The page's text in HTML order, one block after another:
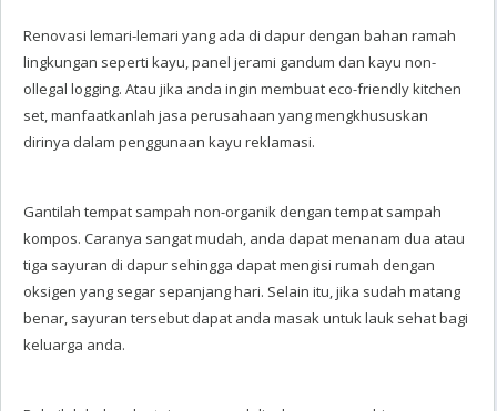
Renovasi lemari-lemari yang ada di dapur dengan bahan ramah
lingkungan seperti kayu, panel jerami gandum dan kayu non-
ollegal logging. Atau jika anda ingin membuat eco-friendly kitchen
set, manfaatkanlah jasa perusahaan yang mengkhususkan
dirinya dalam penggunaan kayu reklamasi.
Gantilah tempat sampah non-organik dengan tempat sampah
kompos. Caranya sangat mudah, anda dapat menanam dua atau
tiga sayuran di dapur sehingga dapat mengisi rumah dengan
oksigen yang segar sepanjang hari. Selain itu, jika sudah matang
benar, sayuran tersebut dapat anda masak untuk lauk sehat bagi
keluarga anda.